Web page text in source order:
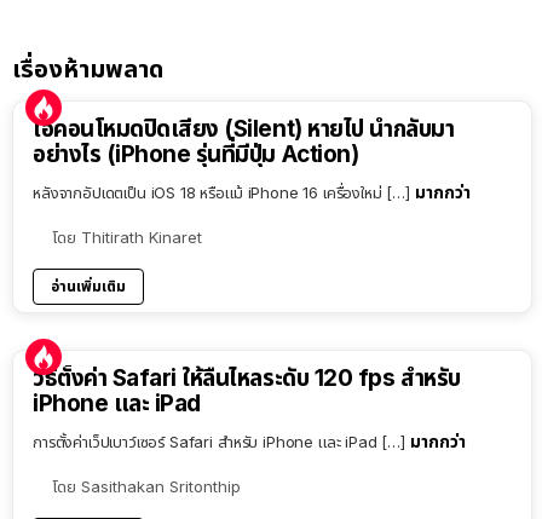
เรื่องห้ามพลาด
ไอคอนโหมดปิดเสียง (Silent) หายไป นำกลับมา
อย่างไร (iPhone รุ่นที่มีปุ่ม Action)
หลังจากอัปเดตเป็น iOS 18 หรือแม้ iPhone 16 เครื่องใหม่ […] มากกว่า
โดย Thitirath Kinaret
อ่านเพิ่มเติม
วิธีตั้งค่า Safari ให้ลื่นไหลระดับ 120 fps สำหรับ
iPhone และ iPad
การตั้งค่าเว็ปเบาว์เซอร์ Safari สำหรับ iPhone และ iPad […] มากกว่า
โดย Sasithakan Sritonthip